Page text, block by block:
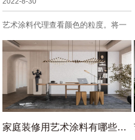
艺术涂料代理查看颜色的粒度。将一
些艺术涂料倒入装...
家庭装修用艺术涂料有哪些好处?